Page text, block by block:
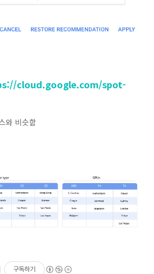
cloud.google.com/spot-
와 비슷함
구독하기